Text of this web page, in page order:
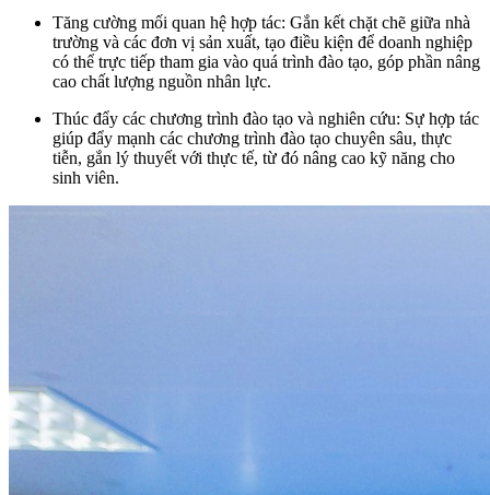
Tăng cường mối quan hệ hợp tác: Gắn kết chặt chẽ giữa nhà
trường và các đơn vị sản xuất, tạo điều kiện để doanh nghiệp
có thể trực tiếp tham gia vào quá trình đào tạo, góp phần nâng
cao chất lượng nguồn nhân lực.
Thúc đẩy các chương trình đào tạo và nghiên cứu: Sự hợp tác
giúp đẩy mạnh các chương trình đào tạo chuyên sâu, thực
tiễn, gắn lý thuyết với thực tế, từ đó nâng cao kỹ năng cho
sinh viên.